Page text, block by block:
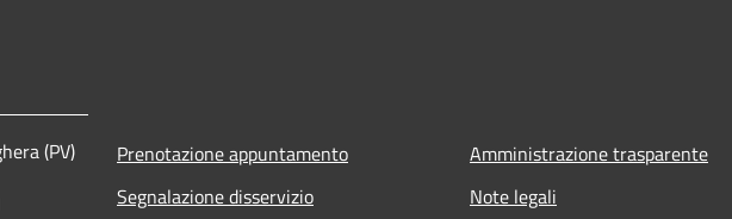
(PV)
Prenotazione appuntamento
Segnalazione disservizio
Amministrazione trasparente
Note legali